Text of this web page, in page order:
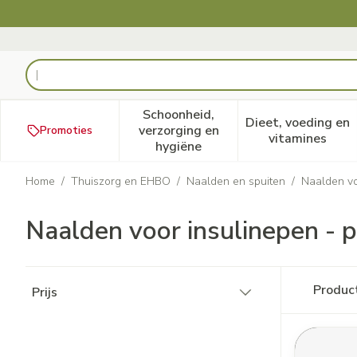
Product, merk, categorie...
Promoties
Schoonheid,
verzorging en
hygiëne
Toon submenu voor
Dieet, voeding en
vitamines
Toon
Home / Thuiszorg en EHBO / Naalden en spuiten / Naalden
Naalden voor insulinepen -
Prijs